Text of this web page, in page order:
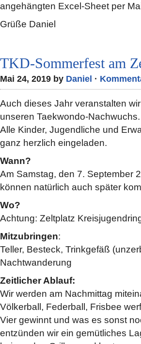
angehängten Excel-Sheet per
Grüße Daniel
TKD-Sommerfest am
Mai 24, 2019 by Daniel ·
Auch dieses Jahr veranstalten
unseren Taekwondo-Nachwuchs.
Alle Kinder, Jugendliche und
ganz herzlich eingeladen.
Wann?
Am Samstag, den 7. September
können natürlich auch später
Wo?
Achtung: Zeltplatz
Mitzubringen:
Teller, Besteck, Trinkgefäß
Nachtwanderung
Zeitlicher Ablauf:
Wir werden am Nachmittag
Völkerball, Federball, Frisbee
Vier gewinnt und was es sonst
entzünden wir ein gemütliches